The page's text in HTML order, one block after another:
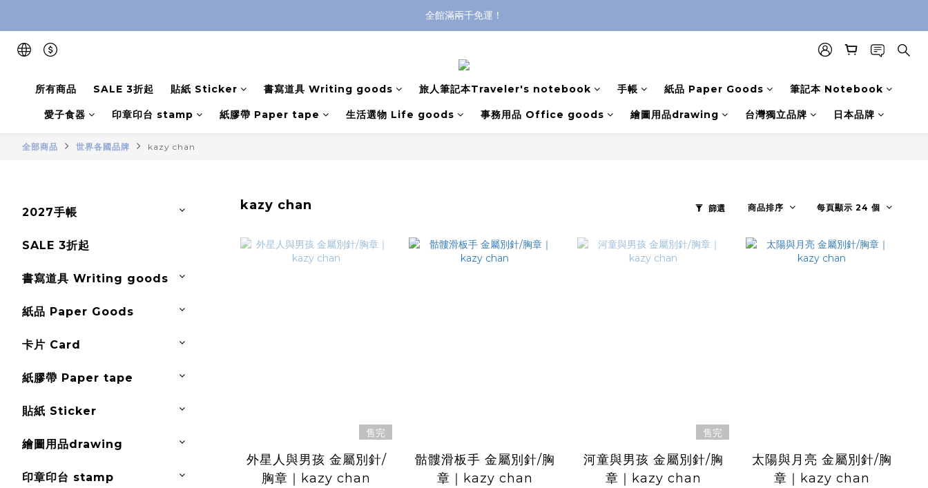
全館滿兩千免運！
全館滿兩千免運！
所有商品
SALE 3折起 貼紙 Sticker 書寫道具 Writing goods 旅人筆記本Traveler's notebook 手帳 紙品 Paper Goods 筆記本 Notebook
愛子食器 印章印台 stamp 紙膠帶 Paper tape 生活選物 Life goods 事務用品 Office goods 繪圖用品drawing 台灣獨立品牌 日本品牌
全部商品 世界各國品牌 kazy chan
2027手帳
SALE 3折起
書寫道具 Writing goods
紙品 Paper Goods
卡片 Card
紙膠帶 Paper tape
貼紙 Sticker
繪圖用品drawing
印章印台 stamp
kazy chan 篩選 商品排序 每頁顯示 24 個
售完
外星人與男孩 金屬別針/
胸章｜kazy chan
骷髏滑板手 金屬別針/胸
章｜kazy chan
售完
河童與男孩 金屬別針/胸
章｜kazy chan
太陽與月亮 金屬別針/胸
章｜kazy chan